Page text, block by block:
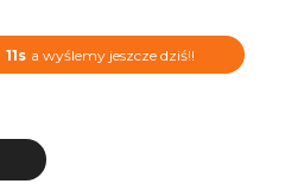
10s a wyślemy jeszcze dziś!!